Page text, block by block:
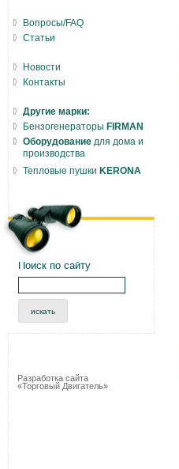
Вопросы/FAQ
Статьи
Новости
Контакты
Другие марки:
Бензогенераторы FIRMAN
Оборудование для дома и
производства
Тепловые пушки KERONA
Поиск по сайту
Разработка сайта
«Торговый Двигатель»